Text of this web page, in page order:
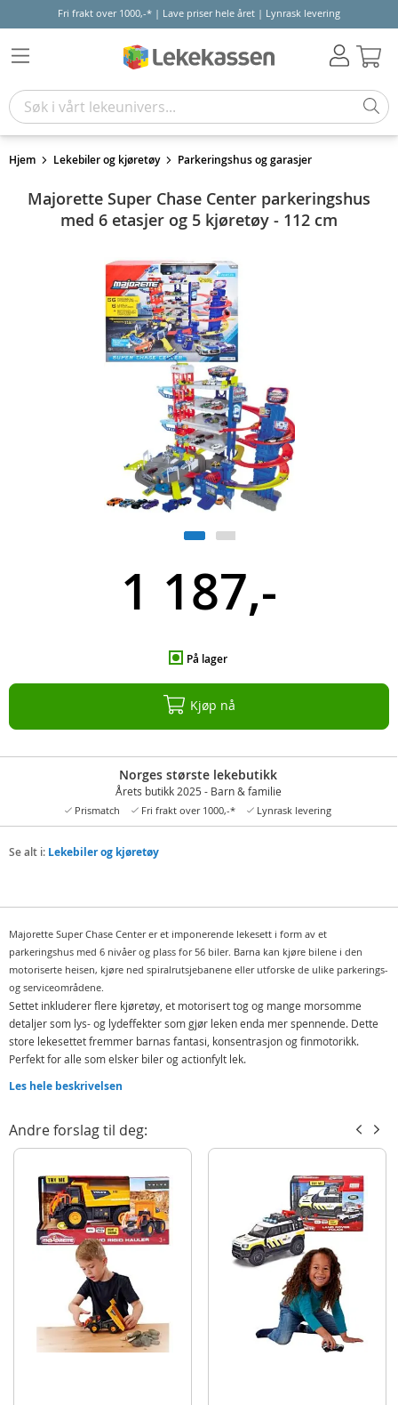
Fri frakt over 1000,-* | Lave priser hele året | Lynrask levering
Hjem Lekebiler og kjøretøy Parkeringshus og garasjer
Majorette Super Chase Center parkeringshus
med 6 etasjer og 5 kjøretøy - 112 cm
1 187,-
På lager
Kjøp nå
Norges største lekebutikk
Årets butikk 2025 - Barn & familie
Prismatch Fri frakt over 1000,-* Lynrask levering
Se alt i: Lekebiler og kjøretøy
Majorette Super Chase Center er et imponerende lekesett i form av et
parkeringshus med 6 nivåer og plass for 56 biler. Barna kan kjøre bilene i den
motoriserte heisen, kjøre ned spiralrutsjebanene eller utforske de ulike parkerings-
og serviceområdene.
Settet inkluderer flere kjøretøy, et motorisert tog og mange morsomme
detaljer som lys- og lydeffekter som gjør leken enda mer spennende. Dette
store lekesettet fremmer barnas fantasi, konsentrasjon og finmotorikk.
Perfekt for alle som elsker biler og actionfylt lek.
Inneholder:
4 leketøysbiler i metall
Detaljer:
Mål: 112 x 84 cm (BxH)
Batteribehov: ja (inngår ikke)
Alder: fra 5 år
Produktdetaljer
Les hele beskrivelsen
Andre forslag til deg: